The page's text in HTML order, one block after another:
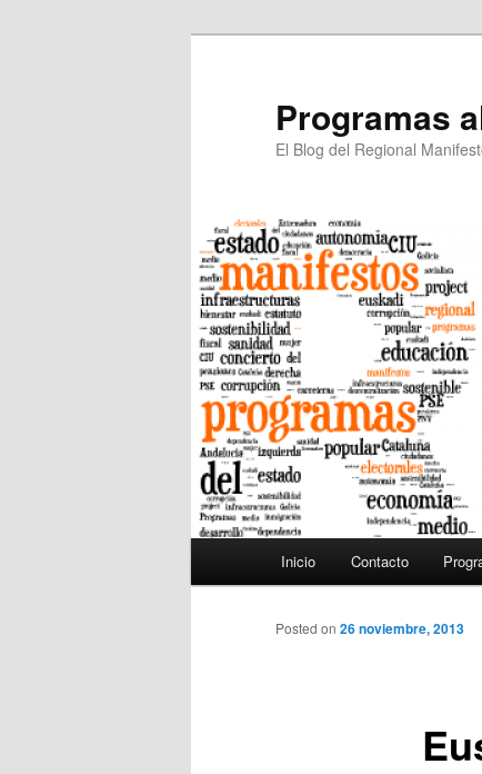
Programas
El Blog del Regional
Ir al contenido principal
Ir al contenido secundario
Inicio Contacto
Posted on 26 noviembre, 2013